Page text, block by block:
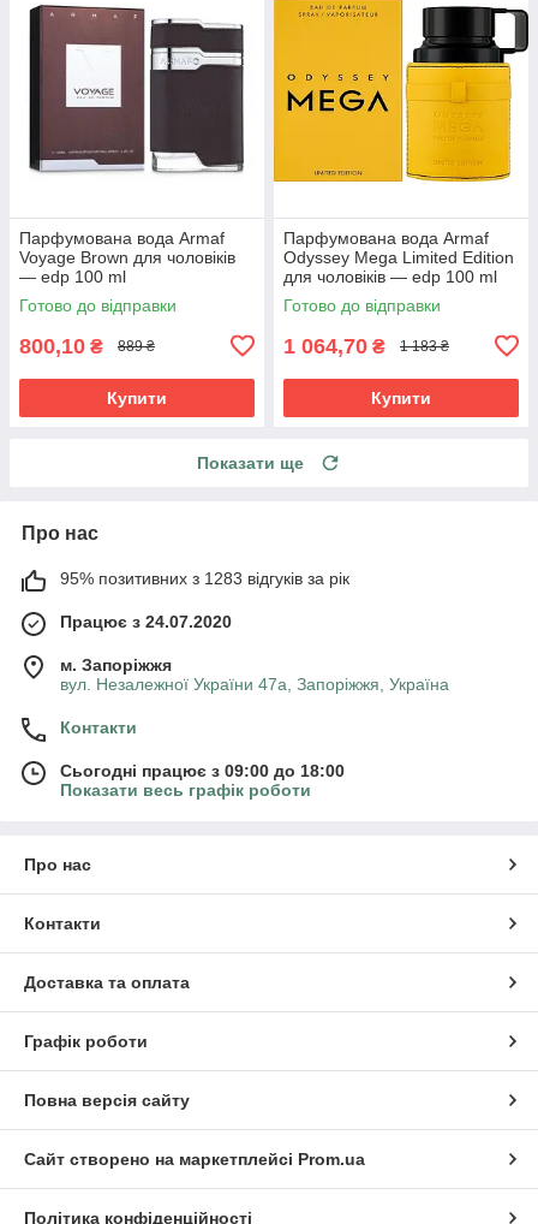
Парфумована вода Armaf
Voyage Brown для чоловіків
— edp 100 ml
Готово до відправки
800,10 ₴ 889 ₴
Купити
Парфумована вода Armaf
Odyssey Mega Limited Edition
для чоловіків — edp 100 ml
Готово до відправки
1 064,70 ₴ 1 183 ₴
Купити
Показати ще
Про нас
95% позитивних з 1283 відгуків за рік
Працює з 24.07.2020
м. Запоріжжя
вул. Незалежної України 47а, Запоріжжя, Україна
Контакти
Сьогодні працює з 09:00 до 18:00
Показати весь графік роботи
Про нас
Контакти
Доставка та оплата
Графік роботи
Повна версія сайту
Сайт створено на маркетплейсі Prom.ua
Політика конфіденційності